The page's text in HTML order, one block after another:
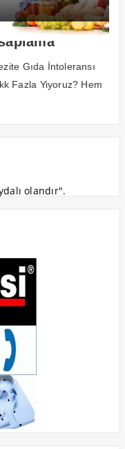
Gıda İntoleransı
Fazla Yiyoruz? Hem
olandır".